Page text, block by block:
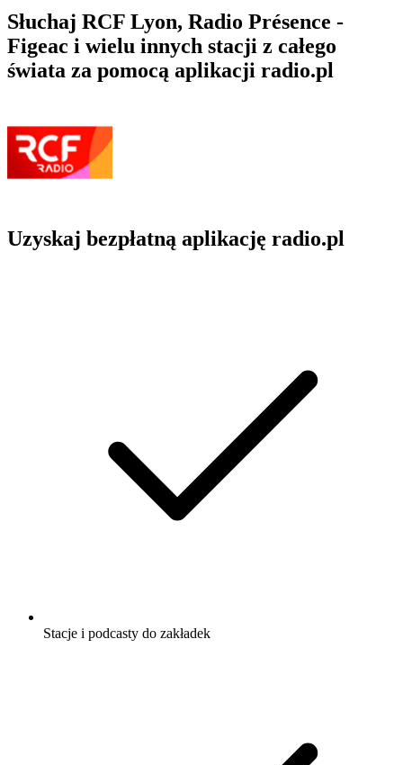
Słuchaj RCF Lyon, Radio Présence -
Figeac i wielu innych stacji z całego
świata za pomocą aplikacji radio.pl
Uzyskaj bezpłatną aplikację radio.pl
Stacje i podcasty do zakładek